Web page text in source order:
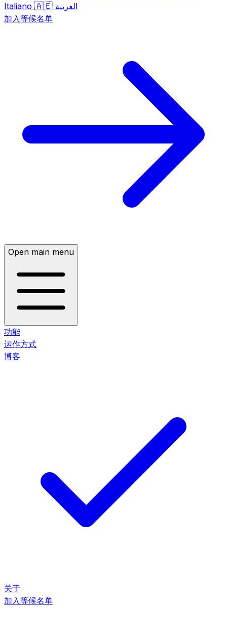
Italiano 🇦🇪 العربية
加入等候名单
Open main menu
功能
运作方式
博客
关于
加入等候名单